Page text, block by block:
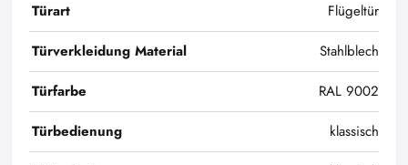
Türart
Flügeltür
Türverkleidung Material
Stahlblech
Türfarbe
RAL 9002
Türbedienung
klassisch